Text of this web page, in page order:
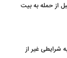
به کشور ۳۰ دقیقه قبل از حمله به بیت
شرایطی غیر از